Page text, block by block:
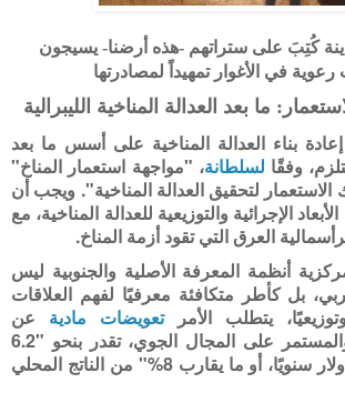
كُتِبَ على ستراتهم -هذه أرضنا- يسيجون
في الأغوار تمهيداً لمصادرتها
ما بعد العدالة المناخية الليبرالية
بناء العدالة المناخية على أسس ما بعد
وفقًا لسلطانة، "مواجهة استعمار المناخ"
لتحقيق العدالة المناخية". ويجب أن
الإجرائية والتوزيعية للعدالة المناخية، مع
العرق التي تقود أزمة المناخ.
أنظمة المعرفة الأصلية والجنوبية ليس
بل كأطر متكافئة معرفيًا لفهم العلاقات
وتوزيعيًا، يتطلب الأمرتعويضات مادية عن
الاستيلاء التاريخي والمستمر على المجال الجوي، تقدر بنحو "6.2
(4.5–9.6) تريليون دولار سنويًا، أو ما يقارب 8%" من الناتج المحلي